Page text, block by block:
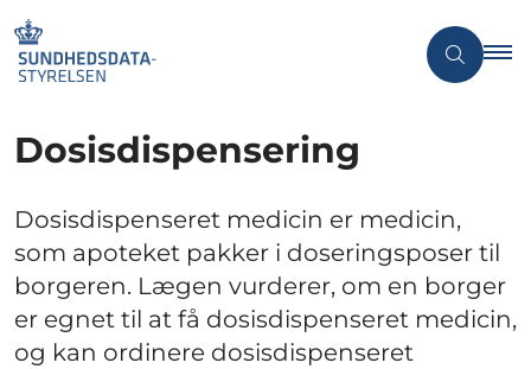
Dosisdispensering
Dosisdispenseret medicin er medicin,
som apoteket pakker i doseringsposer til
borgeren. Lægen vurderer, om en borger
er egnet til at få dosisdispenseret medicin,
og kan ordinere dosisdispenseret